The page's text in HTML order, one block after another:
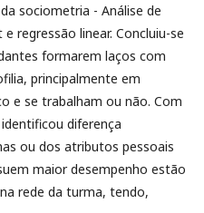
sociometria - Análise de
regressão linear. Concluiu-se
formarem laços com
principalmente em
e se trabalham ou não. Com
diferença
ou dos atributos pessoais
maior desempenho estão
rede da turma, tendo,